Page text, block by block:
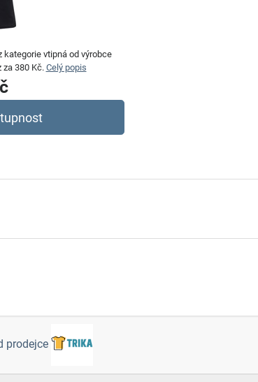
kategorie vtipná od výrobce
za 380 Kč. Celý popis
prodejce